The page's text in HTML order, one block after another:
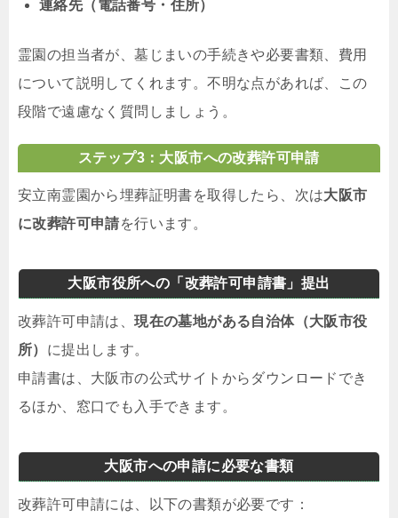
連絡先（電話番号・住所）
霊園の担当者が、墓じまいの手続きや必要書類、費用
について説明してくれます。不明な点があれば、この
段階で遠慮なく質問しましょう。
ステップ3：大阪市への改葬許可申請
安立南霊園から埋葬証明書を取得したら、次は大阪市
に改葬許可申請を行います。
大阪市役所への「改葬許可申請書」提出
改葬許可申請は、現在の墓地がある自治体（大阪市役
所） に提出します。
申請書は、大阪市の公式サイトからダウンロードでき
るほか、窓口でも入手できます。
大阪市への申請に必要な書類
改葬許可申請には、以下の書類が必要です：